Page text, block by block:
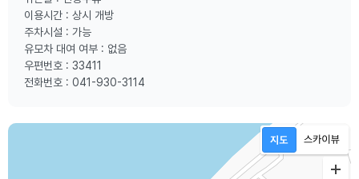
이용시간 : 상시 개방
주차시설 : 가능
유모차 대여 여부 : 없음
우편번호 : 33411
전화번호 : 041-930-3114